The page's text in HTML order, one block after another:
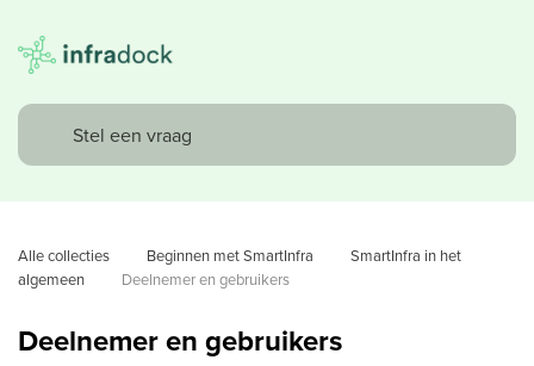
Alle collecties Beginnen met SmartInfra
SmartInfra in het
algemeen
Deelnemer en gebruikers
Deelnemer en gebruikers